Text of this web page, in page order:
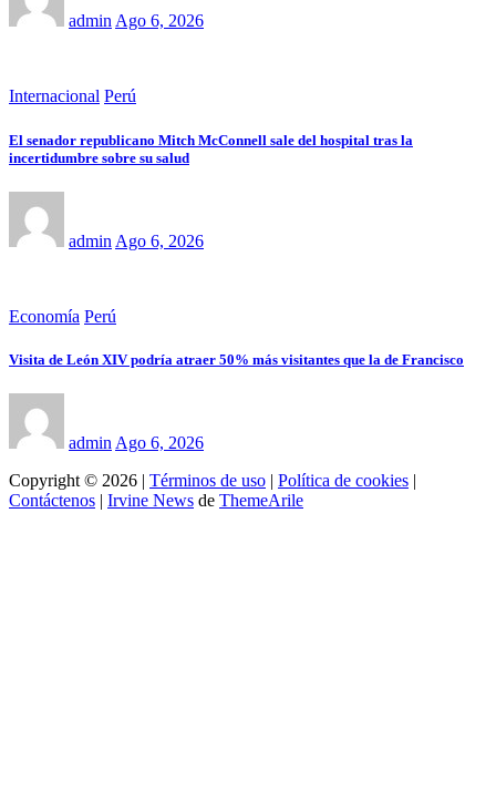
adminAgo 6, 2026
Internacional Perú
El senador republicano Mitch McConnell sale del hospital tras la
incertidumbre sobre su salud
admin Ago 6, 2026
Economía Perú
Visita de León XIV podría atraer 50% más visitantes que la de Francisco
admin Ago 6, 2026
Copyright © 2026 | Términos de uso | Política de cookies |
Contáctenos | Irvine News de ThemeArile